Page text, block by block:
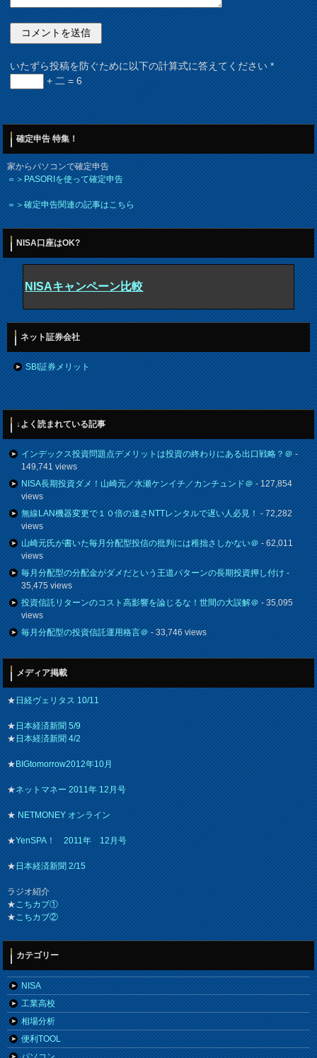
いたずら投稿を防ぐために以下の計算式に答えてください*
+ 二 = 6
確定申告 特集！
家からパソコンで確定申告
＝＞PASORIを使って確定申告
＝＞確定申告関連の記事はこちら
NISA口座はOK?
NISAキャンペーン比較
ネット証券会社
SBI証券メリット
↓よく読まれている記事
インデックス投資問題点デメリットは投資の終わりにある出口戦略？＠-
149,741 views
NISA長期投資ダメ！山崎元／水瀬ケンイチ／カンチュンド＠- 127,854
views
無線LAN機器変更で１０倍の速さNTTレンタルで遅い人必見！- 72,282
views
山崎元氏が書いた毎月分配型投信の批判には稚拙さしかない＠- 62,011
views
毎月分配型の分配金がダメだという王道パターンの長期投資押し付け-
35,475 views
投資信託リターンのコスト高影響を論じるな！世間の大誤解＠- 35,095
views
毎月分配型の投資信託運用格言＠- 33,746 views
メディア掲載
★日経ヴェリタス 10/11
★日本経済新聞 5/9
★日本経済新聞 4/2
★BIGtomorrow2012年10月
★ネットマネー 2011年 12月号
★NETMONEY オンライン
★YenSPA！ 2011年 12月号
★日本経済新聞 2/15
ラジオ紹介
★こちカブ①
★こちカブ②
カテゴリー
NISA
工業高校
相場分析
便利TOOL